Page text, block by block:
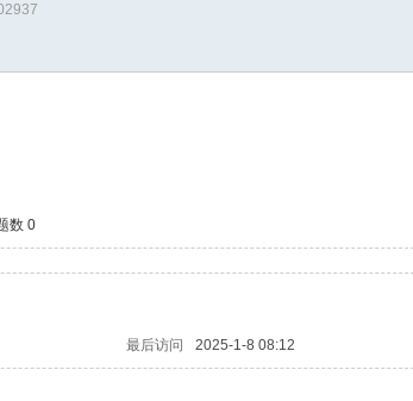
数 0
最后访问 2025-1-8 08:12